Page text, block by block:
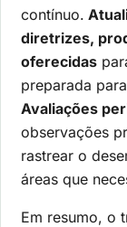
contínuo.
diretrizes,
oferecidas
preparada
Avaliações
observações
rastrear o
áreas que
Em resumo, o